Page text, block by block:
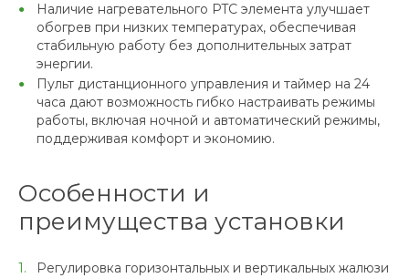
Наличие нагревательного PTC элемента улучшает
обогрев при низких температурах, обеспечивая
стабильную работу без дополнительных затрат
энергии.
Пульт дистанционного управления и таймер на 24
часа дают возможность гибко настраивать режимы
работы, включая ночной и автоматический режимы,
поддерживая комфорт и экономию.
Особенности и
преимущества установки
Регулировка горизонтальных и вертикальных жалюзи